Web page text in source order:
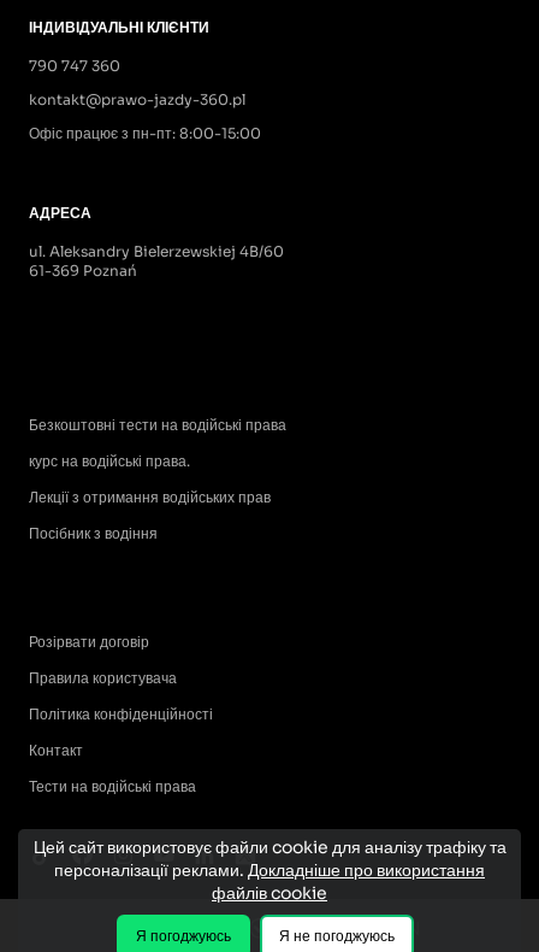
ІНДИВІДУАЛЬНІ КЛІЄНТИ
790 747 360
kontakt@prawo-jazdy-360.pl
Офіс працює з пн-пт: 8:00-15:00
АДРЕСА
ul. Aleksandry Bielerzewskiej 4B/60
61-369 Poznań
Безкоштовні тести на водійські права
курс на водійські права.
Лекції з отримання водійських прав
Посібник з водіння
Розірвати договір
Правила користувача
Політика конфіденційності
Контакт
Тести на водійські права
Цей сайт використовує файли cookie для аналізу трафіку та
персоналізації реклами. Докладніше про використання
файлів cookie
Я погоджуюсь Я не погоджуюсь